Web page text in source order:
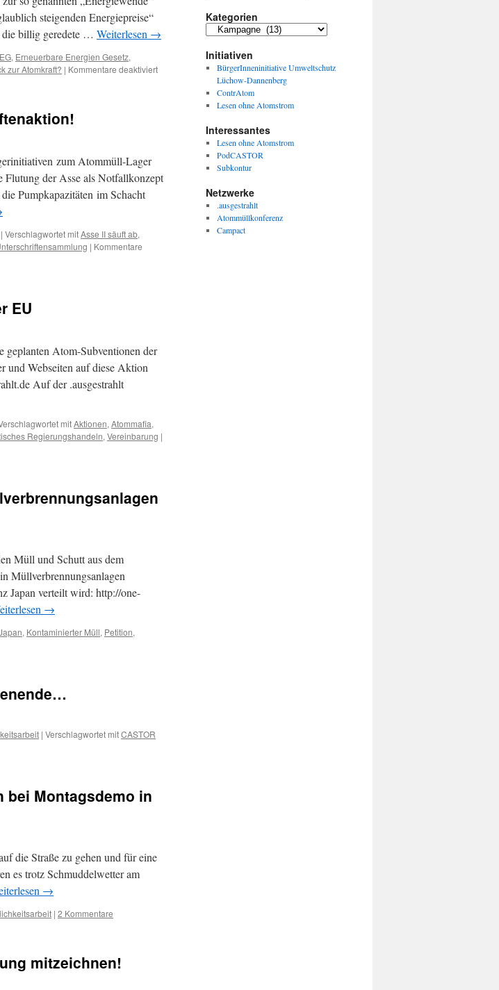
steigenden Energiepreise“
die billig geredete … Weiterlesen →
, Erneuerbare Energien Gesetz,
zur Atomkraft? | Kommentare deaktiviertfür
Schuldigen…
zum Atommüll-Lager
Flutung der Asse als Notfallkonzept
Pumpkapazitäten im Schacht
| Verschlagwortet mitAsse II säuft ab,
| Kommentare
EU
Atom-Subventionen der
und Webseiten auf diese Aktion
Auf der .ausgestrahlt
mitAktionen, Atommafia,
Regierungshandeln, Vereinbarung |
Müll und Schutt aus dem
Müllverbrennungsanlagen
Japan verteilt wird: http://one-
→
, Kontaminierter Müll, Petition,
| Verschlagwortet mitCASTOR
bei Montagsdemo in
die Straße zu gehen und für eine
es trotz Schmuddelwetter am
→
| 2 Kommentare
mitzeichnen!
Kategorien
Kategorien
Initiativen
BürgerInneninitiative Umweltschutz
Lüchow-Dannenberg
ContrAtom
Lesen ohne Atomstrom
Interessantes
Lesen ohne Atomstrom
PodCASTOR
Subkontur
Netzwerke
.ausgestrahlt
Atommüllkonferenz
Campact